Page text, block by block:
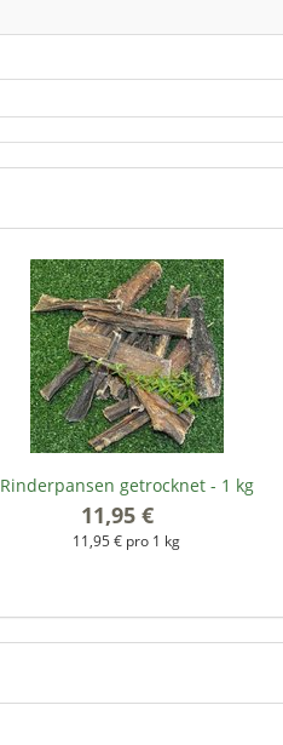
Rinderpansen getrocknet - 1 kg
11,95 €
11,95 € pro 1 kg